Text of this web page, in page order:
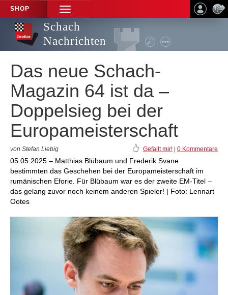
SHOP
TOGGLE
NAVIGATION
Schach
Nachrichten
Das neue Schach-
Magazin 64 ist da –
Doppelsieg bei der
Europameisterschaft
von Stefan Liebig Gefällt mir! 0 Kommentare
05.05.2025 – Matthias Blübaum und Frederik Svane
bestimmten das Geschehen bei der Europameisterschaft im
rumänischen Eforie. Für Blübaum war es der zweite EM-Titel –
das gelang zuvor noch keinem anderen Spieler! | Foto: Lennart
Ootes